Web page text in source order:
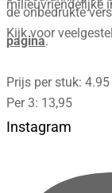
milieuvriendelijke
de onbedrukte
Kijk voor
pagina.
Prijs per stuk: 4.95
Per 3: 13,95
Instagram